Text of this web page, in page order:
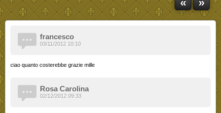
francesco
ciao quanto costerebbe grazie mille
03/11/2012 10:10
Rosa Carolina
02/12/2012 09:33